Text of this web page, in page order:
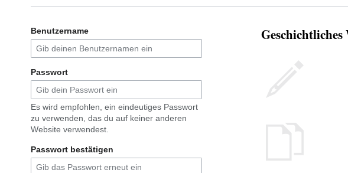
Benutzername
Passwort
Es wird empfohlen, ein eindeutiges Passwort
zu verwenden, das du auf keiner anderen
Website verwendest.
Passwort bestätigen
Geschichtliches